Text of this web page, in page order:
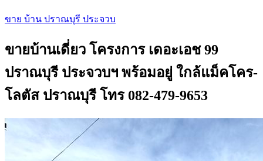
ขาย บ้าน ปราณบุรี ประจวบ
ขายบ้านเดี่ยว โครงการ เดอะเอช 99
ปราณบุรี ประจวบฯ พร้อมอยู่ ใกล้แม็คโคร-
โลตัส ปราณบุรี โทร 082-479-9653